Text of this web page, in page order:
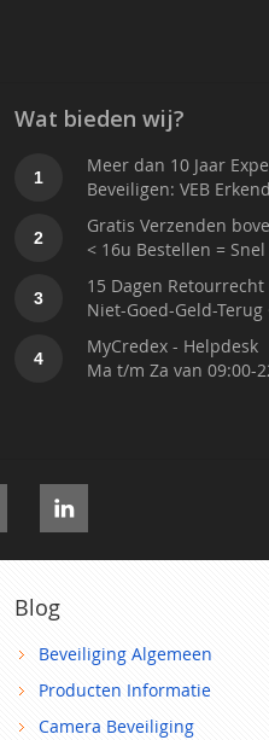
Wat bieden wij?
1
Meer dan 10 Jaar
Beveiligen: VEB
2
Gratis Verzenden
< 16u Bestellen =
3
15 Dagen Retourrecht
Niet-Goed-Geld-
4
MyCredex - Helpdesk
Ma t/m Za van 09:00-
Blog
Beveiliging Algemeen
Producten Informatie
Camera Beveiliging